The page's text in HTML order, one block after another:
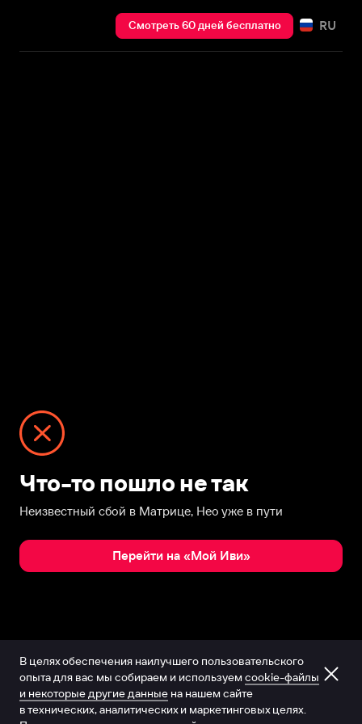
Смотреть 60 дней бесплатно RU
Что-то пошло не так
Неизвестный сбой в Матрице, Нео уже в пути
Перейти на «Мой Иви»
В целях обеспечения наилучшего пользовательского
опыта для вас мы собираем и используем cookie-файлы
и некоторые другие данные на нашем сайте
в технических, аналитических и маркетинговых целях.